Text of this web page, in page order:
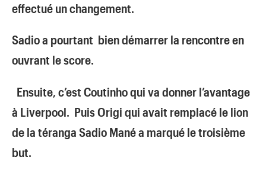
effectué un changement.
Sadio a pourtant bien démarrer la rencontre en
ouvrant le score.
Ensuite, c’est Coutinho qui va donner l’avantage
à Liverpool. Puis Origi qui avait remplacé le lion
de la téranga Sadio Mané a marqué le troisième
but.